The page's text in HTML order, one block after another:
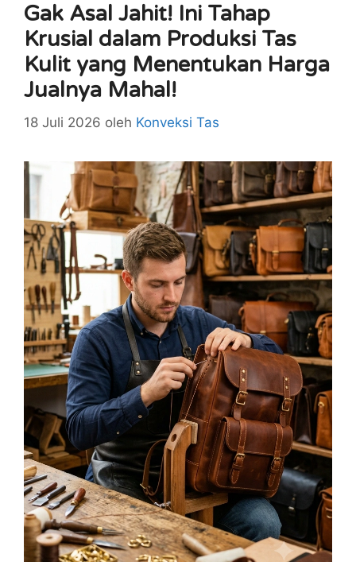
Gak Asal Jahit! Ini Tahap
Krusial dalam Produksi Tas
Kulit yang Menentukan Harga
Jualnya Mahal!
18 Juli 2026 oleh Konveksi Tas